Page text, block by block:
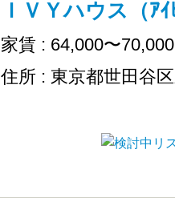
ＩＶＹハウス（ｱｲ
家賃 : 64,000〜
住所 : 東京都世田谷